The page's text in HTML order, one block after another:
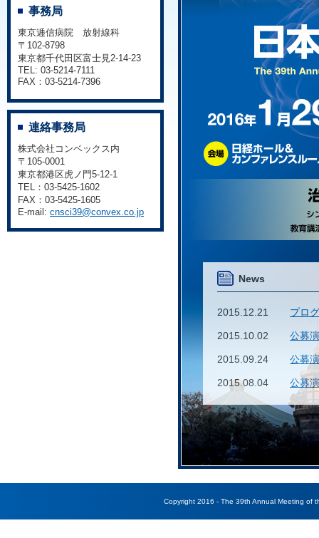
事務局
東京逓信病院 放射線科
〒102-8798
東京都千代田区富士見2-14-23
TEL: 03-5214-7111
FAX：03-5214-7396
連絡事務局
株式会社コンベックス内
〒105-0001
東京都港区虎ノ門5-12-1
TEL：03-5425-1602
FAX：03-5425-1605
E-mail: cnsci39@convex.co.jp
News
2015.12.21 プロ
2015.10.02 公募
2015.09.24 公募
2015.08.04 公募
2015.03.19 ホー
Copyright 2016 - The 39th Annual Meeting of